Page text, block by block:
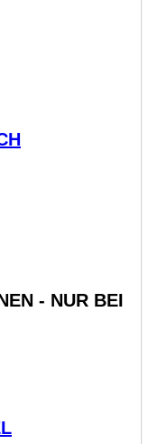
- NUR BEI